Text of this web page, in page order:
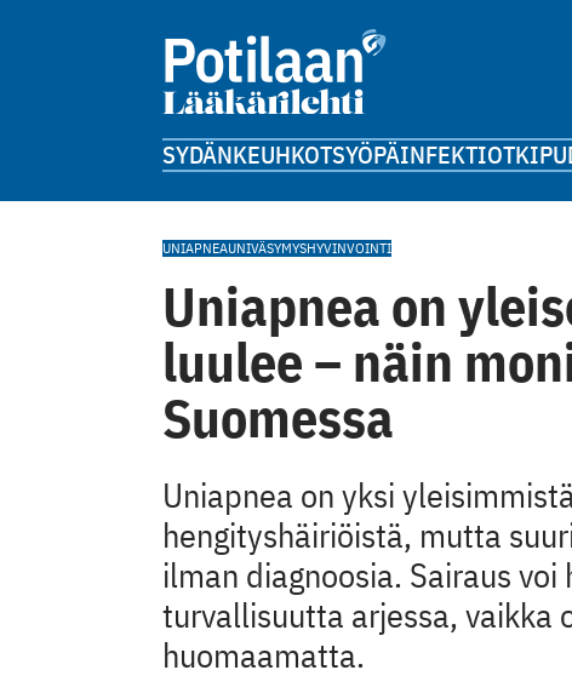
SYDÄNKEUHKOTSYÖPÄINFEKTIOTKIPU
UNIAPNEAUNIVÄSYMYSHYVINVOINTI
Uniapnea on
luulee – näin
Suomessa
Uniapnea on yksi
hengityshäiriöistä, mutta
ilman diagnoosia. Sairaus
turvallisuutta arjessa, vaikka
huomaamatta.